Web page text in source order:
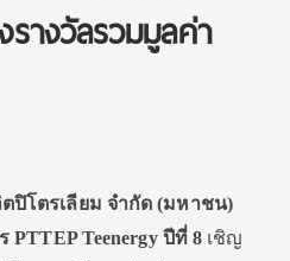
รางวัลรวมมูลค่า
ปิโตรเลียม จำกัด (มหาชน)
Teenergy ปีที่ 8 เชิญ